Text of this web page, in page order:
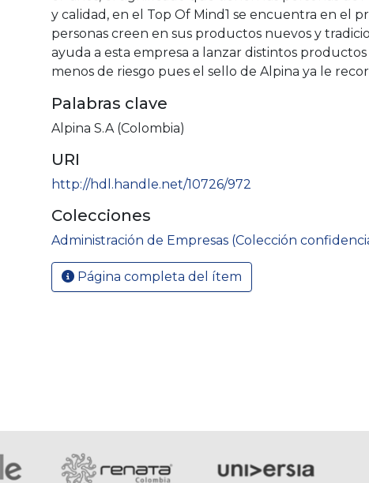
y calidad, en el Top Of Mind1 se encuentra en el
personas creen en sus productos nuevos y
ayuda a esta empresa a lanzar distintos
menos de riesgo pues el sello de Alpina ya le
Palabras clave
Alpina S.A (Colombia)
URI
http://hdl.handle.net/10726/972
Colecciones
Administración de Empresas (Colección
Página completa del ítem